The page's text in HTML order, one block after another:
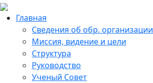
Главная
Сведения об обр. организации
Миссия, видение и цели
Структура
Руководство
Ученый Совет